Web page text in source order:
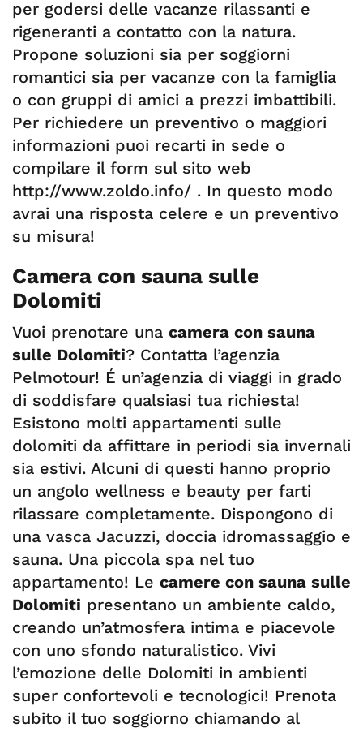
per godersi delle vacanze rilassanti e
rigeneranti a contatto con la natura.
Propone soluzioni sia per soggiorni
romantici sia per vacanze con la famiglia
o con gruppi di amici a prezzi imbattibili.
Per richiedere un preventivo o maggiori
informazioni puoi recarti in sede o
compilare il form sul sito web
http://www.zoldo.info/ . In questo modo
avrai una risposta celere e un preventivo
su misura!
Camera con sauna sulle
Dolomiti
Vuoi prenotare una camera con sauna
sulle Dolomiti? Contatta l’agenzia
Pelmotour! É un’agenzia di viaggi in grado
di soddisfare qualsiasi tua richiesta!
Esistono molti appartamenti sulle
dolomiti da affittare in periodi sia invernali
sia estivi. Alcuni di questi hanno proprio
un angolo wellness e beauty per farti
rilassare completamente. Dispongono di
una vasca Jacuzzi, doccia idromassaggio e
sauna. Una piccola spa nel tuo
appartamento! Le camere con sauna sulle
Dolomiti presentano un ambiente caldo,
creando un’atmosfera intima e piacevole
con uno sfondo naturalistico. Vivi
l’emozione delle Dolomiti in ambienti
super confortevoli e tecnologici! Prenota
subito il tuo soggiorno chiamando al